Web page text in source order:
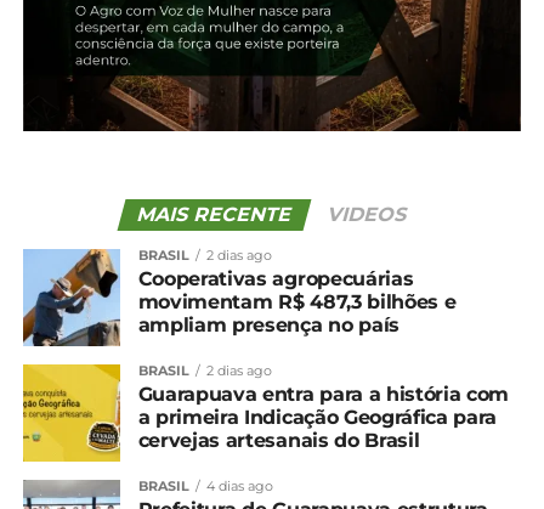
Compartilhe isso:
Facebook 18+
MAIS RECENTE VIDEOS
BRASIL 2 dias ago
Cooperativas agropecuárias
movimentam R$ 487,3 bilhões e
ampliam presença no país
BRASIL 2 dias ago
Guarapuava entra para a história com
a primeira Indicação Geográfica para
cervejas artesanais do Brasil
BRASIL 4 dias ago